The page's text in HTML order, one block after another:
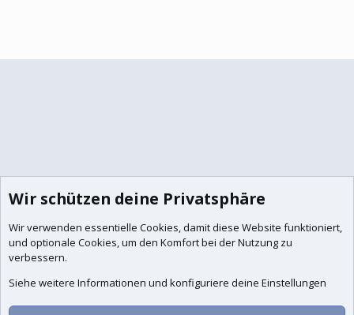
Wir schützen deine Privatsphäre
Wir verwenden essentielle Cookies, damit diese Website funktioniert,
und optionale Cookies, um den Komfort bei der Nutzung zu
verbessern.
Siehe weitere Informationen und konfiguriere deine Einstellungen